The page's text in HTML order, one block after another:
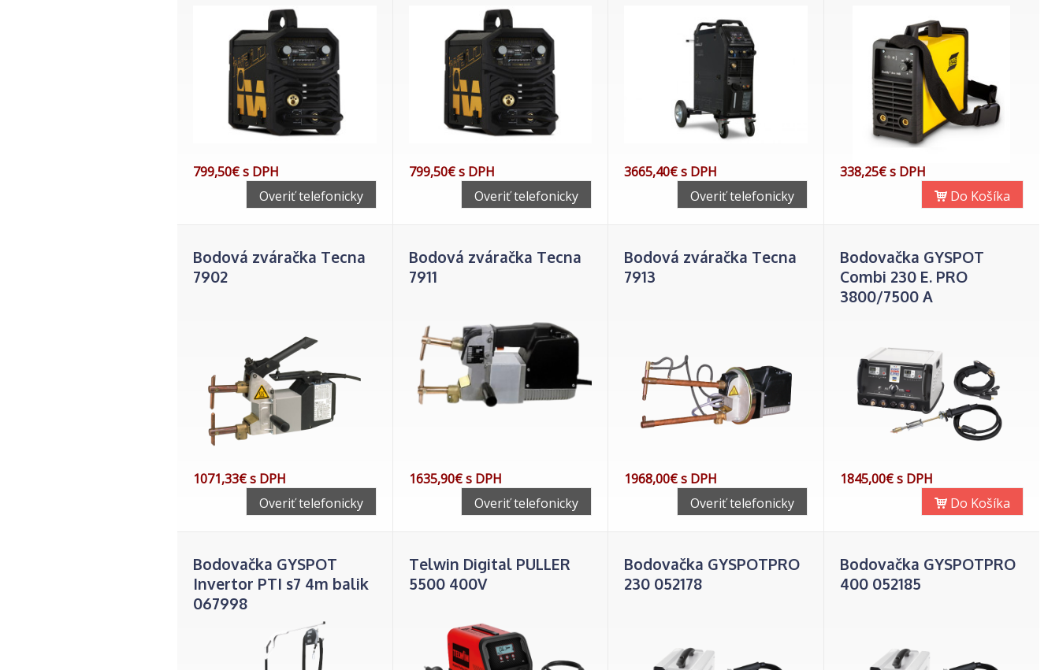
799,50€ s DPH
Overiť telefonicky
799,50€ s DPH
Overiť telefonicky
3665,40€ s DPH
Overiť telefonicky
338,25€ s DPH
Do Košíka
Bodová zváračka Tecna
7902
1071,33€ s DPH
Overiť telefonicky
Bodová zváračka Tecna
7911
1635,90€ s DPH
Overiť telefonicky
Bodová zváračka Tecna
7913
1968,00€ s DPH
Overiť telefonicky
Bodovačka GYSPOT
Combi 230 E. PRO
3800/7500 A
1845,00€ s DPH
Do Košíka
Bodovačka GYSPOT
Invertor PTI s7 4m balik
067998
Telwin Digital PULLER
5500 400V
Bodovačka GYSPOTPRO
230 052178
Bodovačka GYSPOTPRO
400 052185